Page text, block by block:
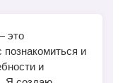
это
и
и